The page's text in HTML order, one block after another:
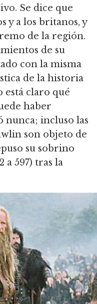
Se dice que
y a los britanos, y
de la región.
de su
con la misma
de la historia
claro qué
haber
nunca; incluso las
son objeto de
su sobrino
a 597) tras la